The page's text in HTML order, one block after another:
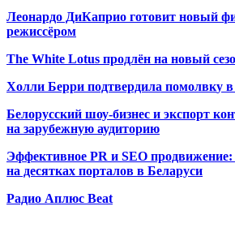
Леонардо ДиКаприо готовит новый
режиссёром
The White Lotus продлён на новый
Холли Берри подтвердила помолвку
Белорусский шоу-бизнес и экспорт
на зарубежную аудиторию
Эффективное PR и SEO продвижение:
на десятках порталов в Беларуси
Радио Аплюс Beat